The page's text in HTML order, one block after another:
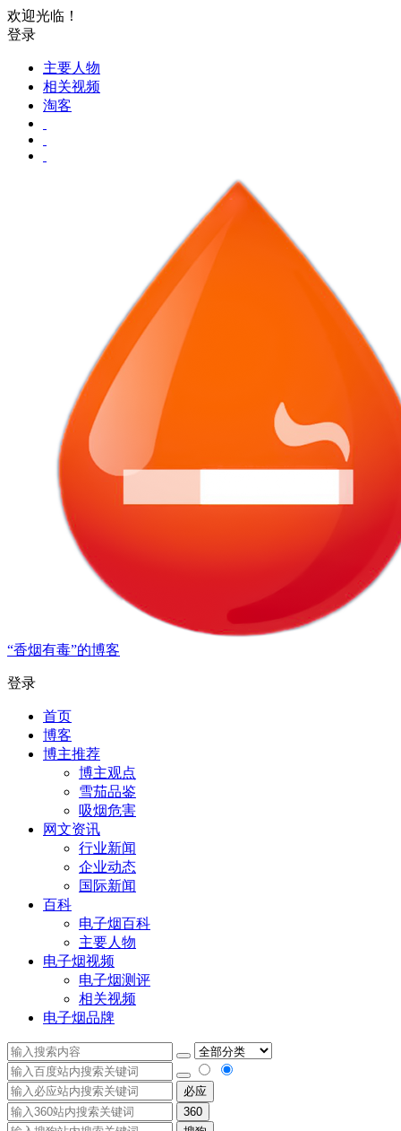
欢迎光临！
登录
主要人物
相关视频
淘客
“香烟有毒”的博客
登录
首页
博客
博主推荐
博主观点
雪茄品鉴
吸烟危害
网文资讯
行业新闻
企业动态
国际新闻
百科
电子烟百科
主要人物
电子烟视频
电子烟测评
相关视频
电子烟品牌
必应
360